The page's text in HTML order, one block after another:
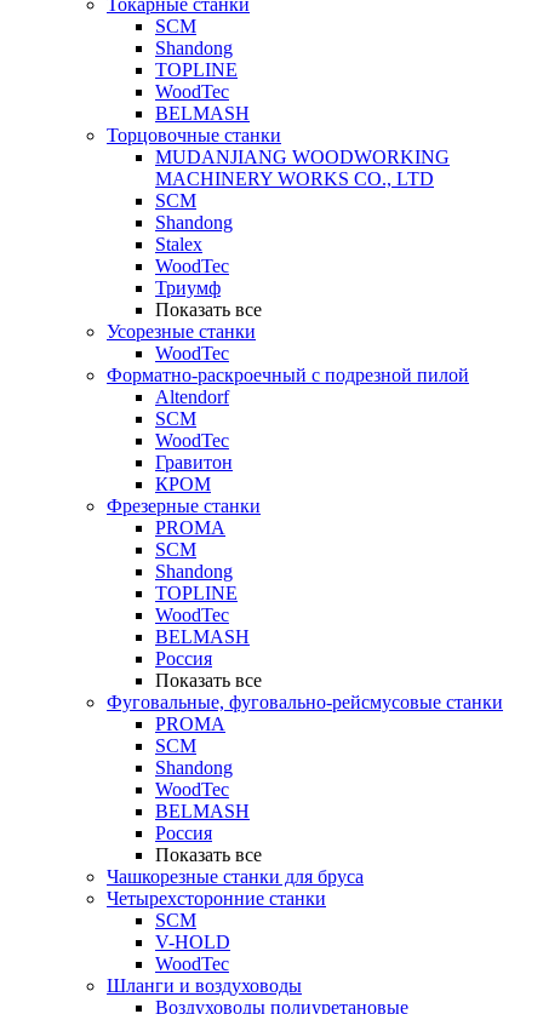
Токарные станки
SCM
Shandong
TOPLINE
WoodTec
BELMASH
Торцовочные станки
MUDANJIANG WOODWORKING
MACHINERY WORKS CO., LTD
SCM
Shandong
Stalex
WoodTec
Триумф
Показать все
Усорезные станки
WoodTec
Форматно-раскроечный с подрезной пилой
Altendorf
SCM
WoodTec
Гравитон
КРОМ
Фрезерные станки
PROMA
SCM
Shandong
TOPLINE
WoodTec
BELMASH
Россия
Показать все
Фуговальные, фуговально-рейсмусовые станки
PROMA
SCM
Shandong
WoodTec
BELMASH
Россия
Показать все
Чашкорезные станки для бруса
Четырехсторонние станки
SCM
V-HOLD
WoodTec
Шланги и воздуховоды
Воздуховоды полиуретановые